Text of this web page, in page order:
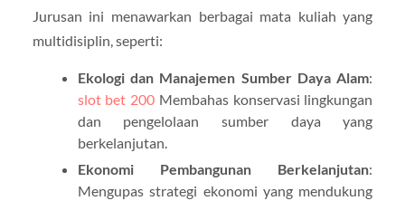
Jurusan ini menawarkan berbagai mata kuliah yang
multidisiplin, seperti:
Ekologi dan Manajemen Sumber Daya Alam:
slot bet 200 Membahas konservasi lingkungan
dan pengelolaan sumber daya yang
berkelanjutan.
Ekonomi Pembangunan Berkelanjutan:
Mengupas strategi ekonomi yang mendukung